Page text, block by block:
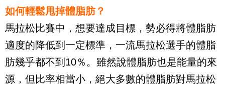
如何輕鬆甩掉體脂肪？
馬拉松比賽中，想要達成目標，勢必得將體脂肪
適度的降低到一定標準，一流馬拉松選手的體脂
肪幾乎都不到 10％。雖然說體脂肪也是能量的來
源，但比率相當小，絕大多數的體脂肪對馬拉松